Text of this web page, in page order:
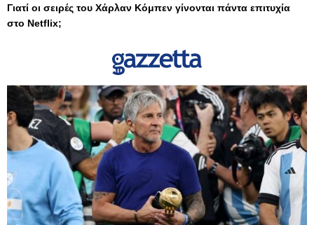
Γιατί οι σειρές του Χάρλαν Κόμπεν γίνονται πάντα επιτυχία
στο Netflix;